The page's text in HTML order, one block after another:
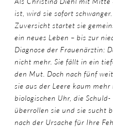
ist, wird sie sofort
Zuversicht startet sie
ein neues Leben – bis zur
Diagnose der Frauenärztin:
nicht mehr. Sie fällt in ein
den Mut. Doch nach fünf
sie aus der Leere kaum
biologischen Uhr, die
überrollen sie und sie sucht
nach der Ursache für Ihre